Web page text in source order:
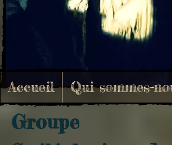
Accueil Qui sommes-
Groupe